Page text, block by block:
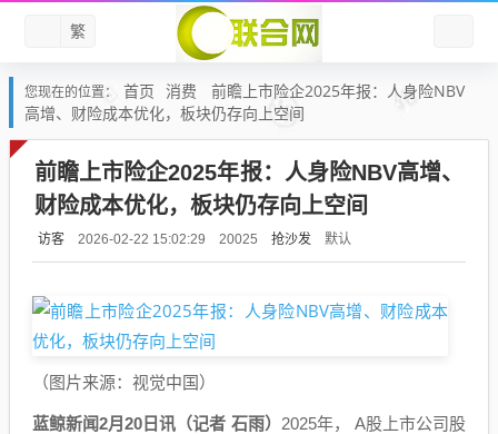
繁
您现在的位置： 首页 消费
前瞻上市险企2025年报：人身险NBV
高增、财险成本优化，板块仍存向上空间
前瞻上市险企2025年报：人身险NBV高增、
财险成本优化，板块仍存向上空间
访客 2026-02-22 15:02:29 20025 抢沙发 默认
（图片来源：视觉中国）
蓝鲸新闻2月20日讯（记者 石雨） 2025年， A股上市公司股